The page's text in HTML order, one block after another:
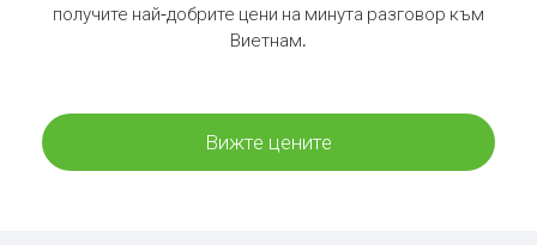
получите най-добрите цени на минута разговор към
Виетнам.
Вижте цените